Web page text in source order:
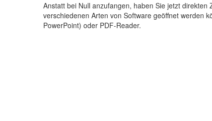
Anstatt bei Null anzufangen, haben Sie jetzt
verschiedenen Arten von Software geöffnet werden
PowerPoint) oder PDF-Reader.